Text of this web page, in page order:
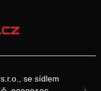
se sídlem